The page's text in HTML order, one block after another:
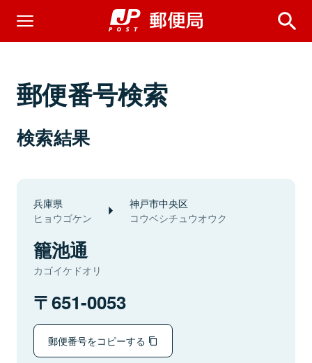
郵便番号検索
検索結果
兵庫県
ヒョウゴケン
神戸市中央区
コウベシチュウオウク
籠池通
カゴイケドオリ
651-0053
郵便番号をコピーする